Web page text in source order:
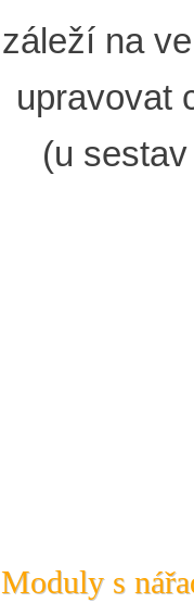
záleží na
upravovat
(u
Moduly s